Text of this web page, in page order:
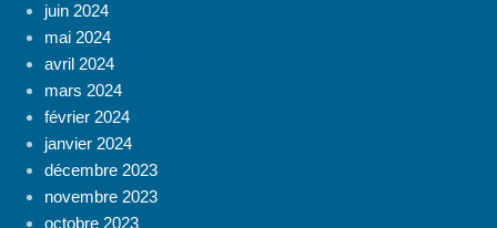
juin 2024
mai 2024
avril 2024
mars 2024
février 2024
janvier 2024
décembre 2023
novembre 2023
octobre 2023